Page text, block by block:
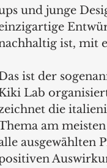
und junge
ist, mit
ist der
Lab
die
am
ausgewählten